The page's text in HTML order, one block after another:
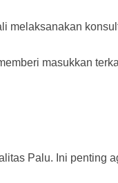
melaksanakan
masukkan
Palu. Ini penting